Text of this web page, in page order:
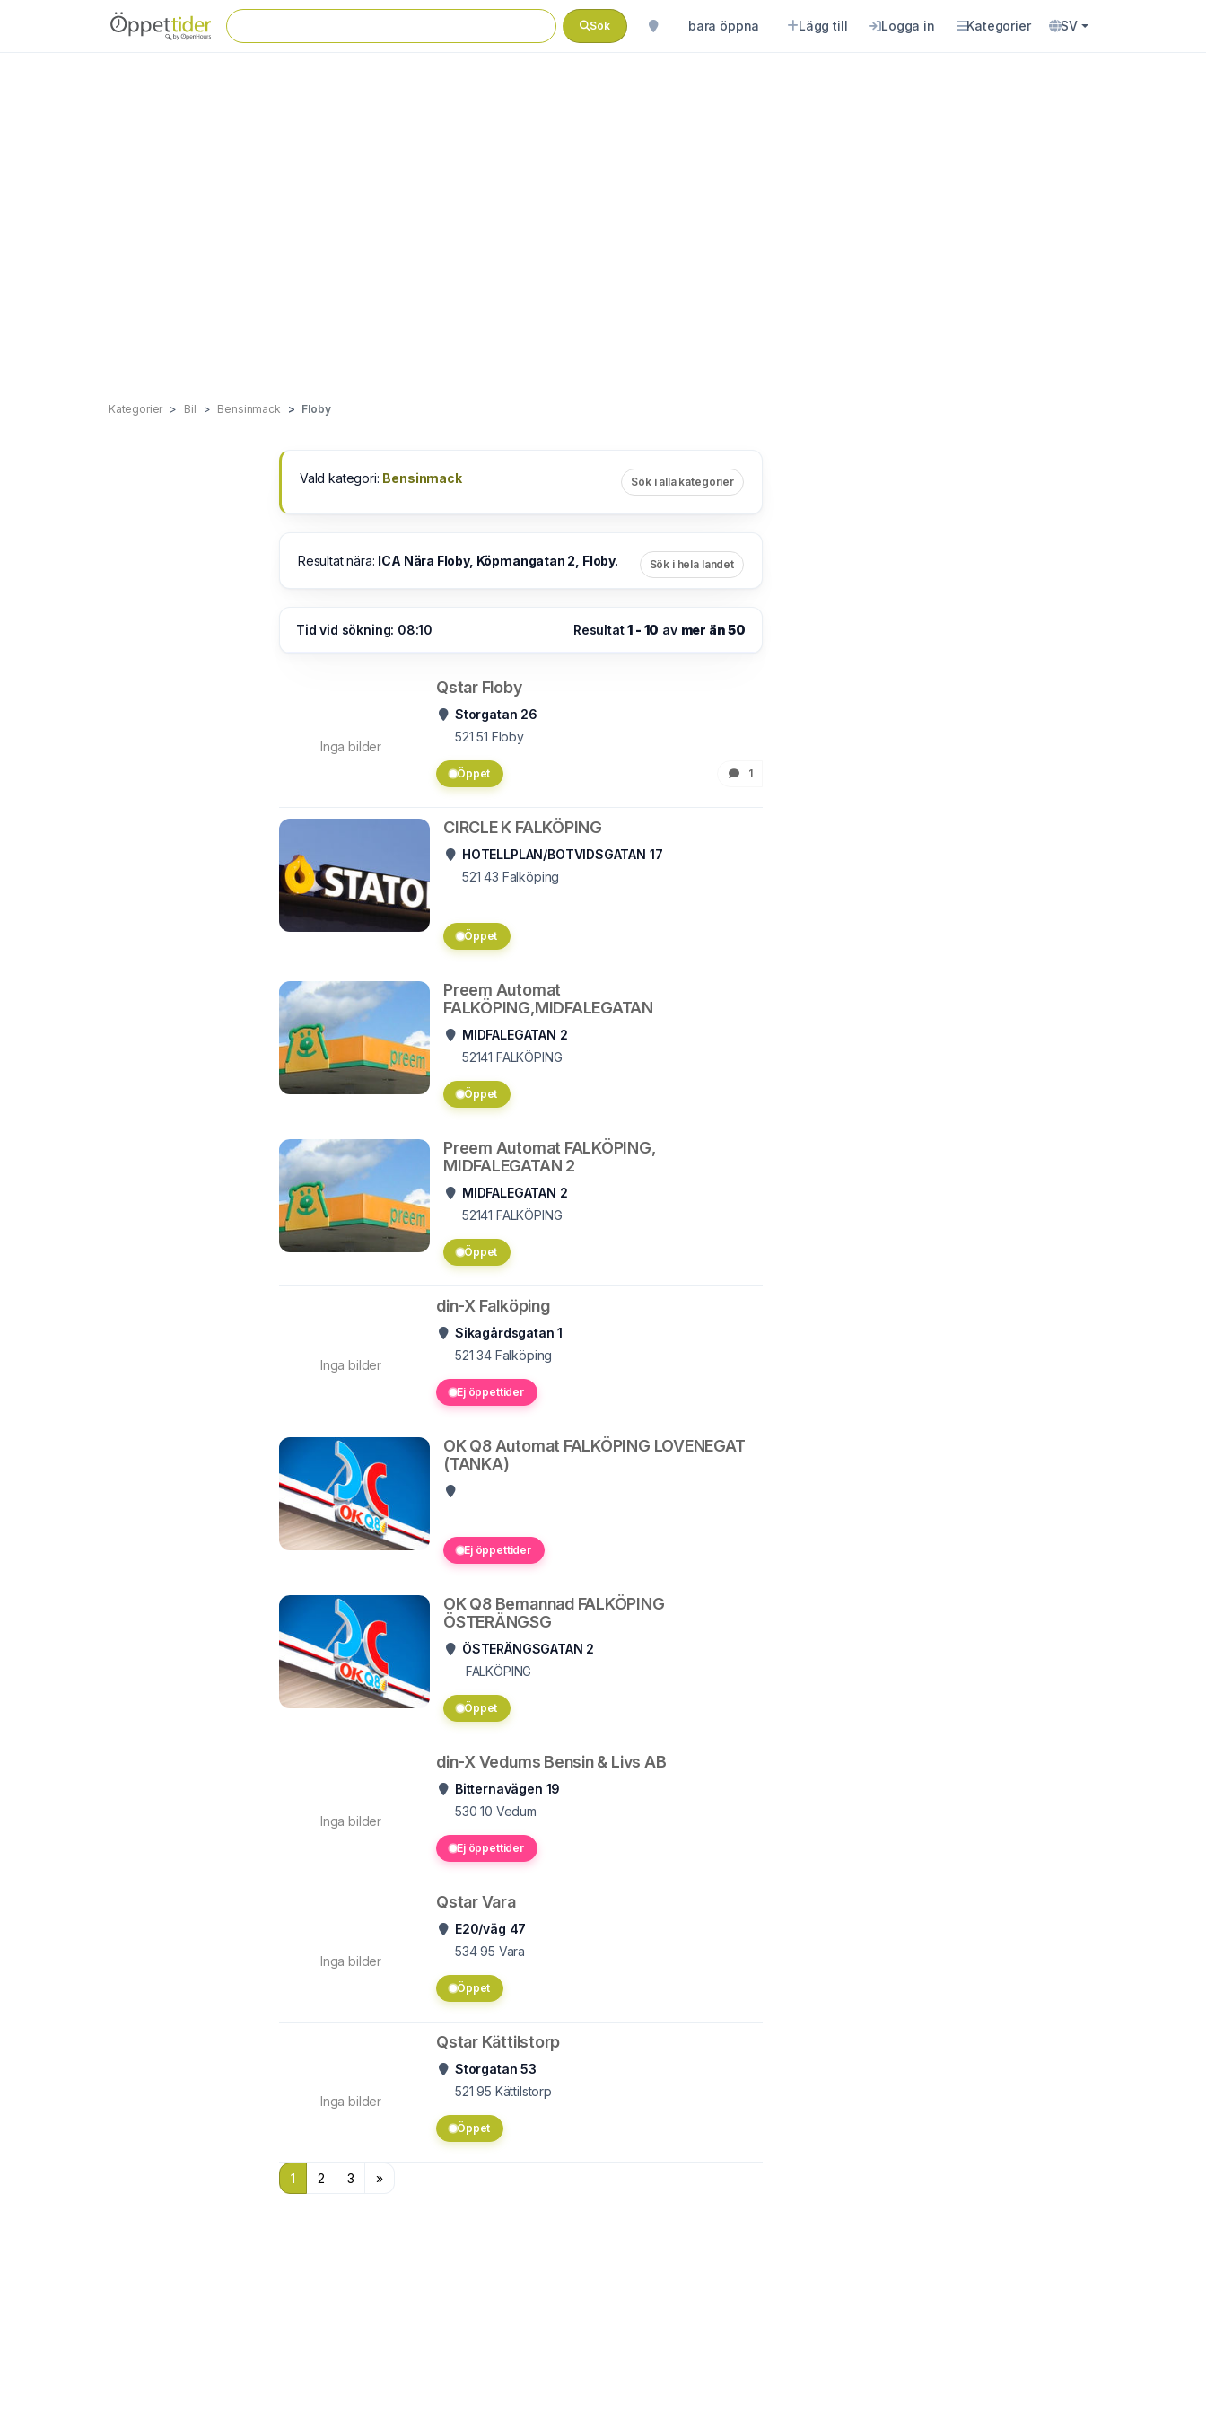
Sök bara öppna Lägg till Logga in Kategorier SV
Kategorier Bil Bensinmack Floby
Vald kategori: Bensinmack Sök i alla kategorier
Resultat nära: ICA Nära Floby, Köpmangatan 2, Floby. Sök i hela landet
Tid vid sökning: 08:10 Resultat1 - 10 av mer än 50
Inga bilder
Qstar Floby
Storgatan 26
521 51 Floby
Öppet 1
CIRCLE K FALKÖPING
HOTELLPLAN/BOTVIDSGATAN 17
521 43 Falköping
Öppet
Preem Automat
FALKÖPING,MIDFALEGATAN
MIDFALEGATAN 2
52141 FALKÖPING
Öppet
Preem Automat FALKÖPING,
MIDFALEGATAN 2
MIDFALEGATAN 2
52141 FALKÖPING
Öppet
Inga bilder
din-X Falköping
Sikagårdsgatan 1
521 34 Falköping
Ej öppettider
OK Q8 Automat FALKÖPING LOVENEGAT
(TANKA)
Ej öppettider
OK Q8 Bemannad FALKÖPING
ÖSTERÄNGSG
ÖSTERÄNGSGATAN 2
FALKÖPING
Öppet
Inga bilder
din-X Vedums Bensin & Livs AB
Bitternavägen 19
530 10 Vedum
Ej öppettider
Inga bilder
Qstar Vara
E20/väg 47
534 95 Vara
Öppet
Inga bilder
Qstar Kättilstorp
Storgatan 53
521 95 Kättilstorp
Öppet
1 2 3 »